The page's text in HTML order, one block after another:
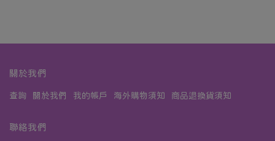
關於我們
查詢 關於我們 我的帳戶 海外購物須知 商品退換貨須知
聯絡我們